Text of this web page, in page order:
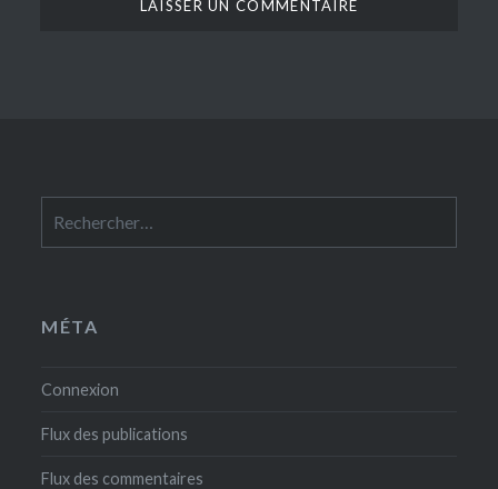
MÉTA
Connexion
Flux des publications
Flux des commentaires